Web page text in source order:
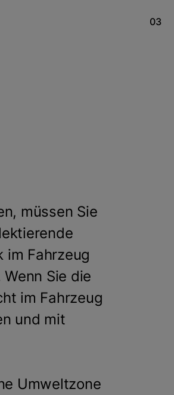
müssen Sie
im Fahrzeug
Sie die
im Fahrzeug
und mit
Umweltzone